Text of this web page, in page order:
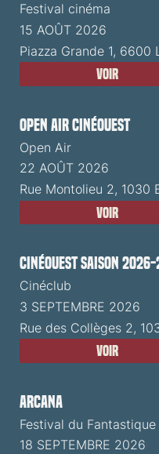
Festival cinéma
15 AOÛT 2026
Piazza Grande 1, 6600
Voir
Open Air CinéOuest
Open Air
22 AOÛT 2026
Rue Montolieu 2, 1030
Voir
CinéOuest Saison
Cinéclub
3 SEPTEMBRE 2026
Rue des Collèges 2,
Voir
ARCANA
Festival du
18 SEPTEMBRE 2026